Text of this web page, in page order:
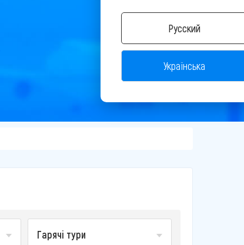
Русский
Українська
Гарячі тури